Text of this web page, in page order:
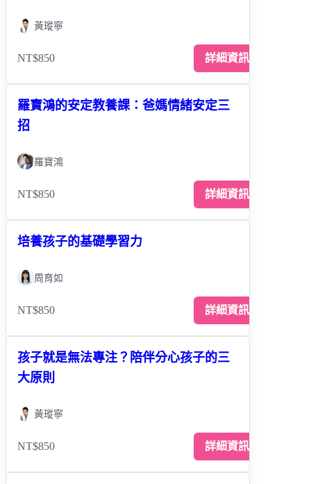
黃瑽寧
NT$850 詳細資訊
羅寶鴻的安定教養課：爸媽情緒安定三
招
羅寶鴻
NT$850 詳細資訊
培養孩子的基礎學習力
周育如
NT$850 詳細資訊
孩子就是無法專注？陪伴分心孩子的三
大原則
黃瑽寧
NT$850 詳細資訊